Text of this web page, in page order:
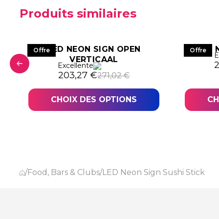
Produits similaires
€.
€.
OffreLED NEON SIGN OPEN
VERTICAAL
Excellente
271,02€
Le prix initial était : 271,02 €.
203,27 €
Le prix actuel est : 203,27 €.
CHOIX DES OPTIONS
Offre
LED
/Food, Bars & Clubs/LED Neon Sign Sushi Stick